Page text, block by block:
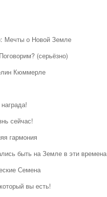
Мечты о Новой Земле
(серьёзно)
Кюммерле
сейчас!
гармония
быть на Земле в эти времена
Семена
вы есть!